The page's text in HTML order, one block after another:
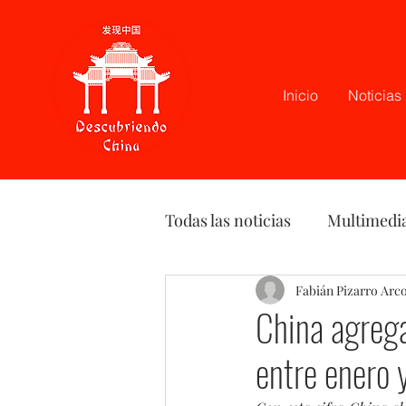
Inicio Noticias
Todas las noticias
Podcast
China
entre enero
Fabián Pizarro